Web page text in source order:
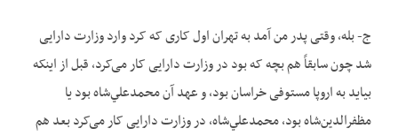
ج- بله، وقتی پدر من آمد به تهران اول کاری که کرد وارد وزارت دارایی
شد چون سابقاً هم بچه که بود در وزارت دارایی کار می‌‌‌کرد، قبل از اینکه
بیاید به اروپا مستوفی خراسان بود، و عهد آن محمدعلي‌شاه بود یا
مظفرالدین‌شاه بود، محمدعلي‌شاه، در وزارت دارایی کار می‌‌‌کرد بعد هم